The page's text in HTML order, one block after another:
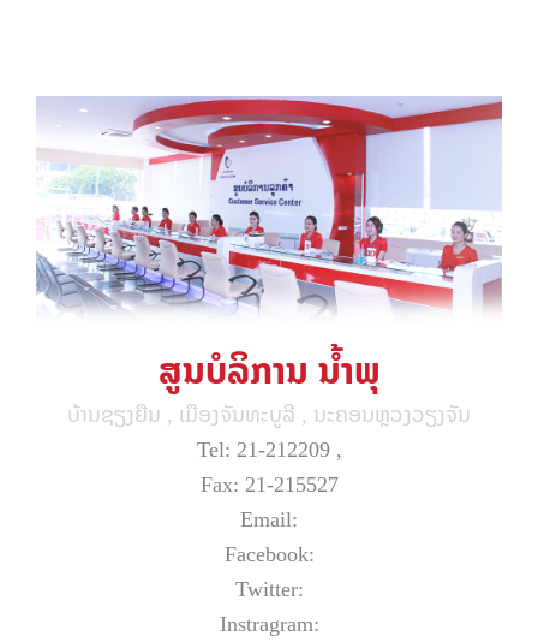
ສູນບໍລິການ ນໍ້າພຸ
ບ້ານຊຽງຍືນ , ເມືອງຈັນທະບູລີ , ນະຄອນຫຼວງວຽງຈັນ
Tel: 21-212209 ,
Fax: 21-215527
Email:
Facebook:
Twitter:
Instragram: